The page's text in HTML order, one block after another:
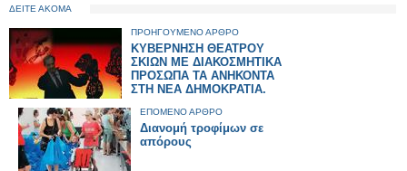
ΔΕΙΤΕ ΑΚΟΜΑ
ΠΡΟΗΓΟΥΜΕΝΟ ΑΡΘΡΟ
ΚΥΒΕΡΝΗΣΗ ΘΕΑΤΡΟΥ
ΣΚΙΩΝ ΜΕ ΔΙΑΚΟΣΜΗΤΙΚΑ
ΠΡΟΣΩΠΑ ΤΑ ΑΝΗΚΟΝΤΑ
ΣΤΗ ΝΕΑ ΔΗΜΟΚΡΑΤΙΑ.
ΕΠΟΜΕΝΟ ΑΡΘΡΟ
Διανομή τροφίμων σε
απόρους